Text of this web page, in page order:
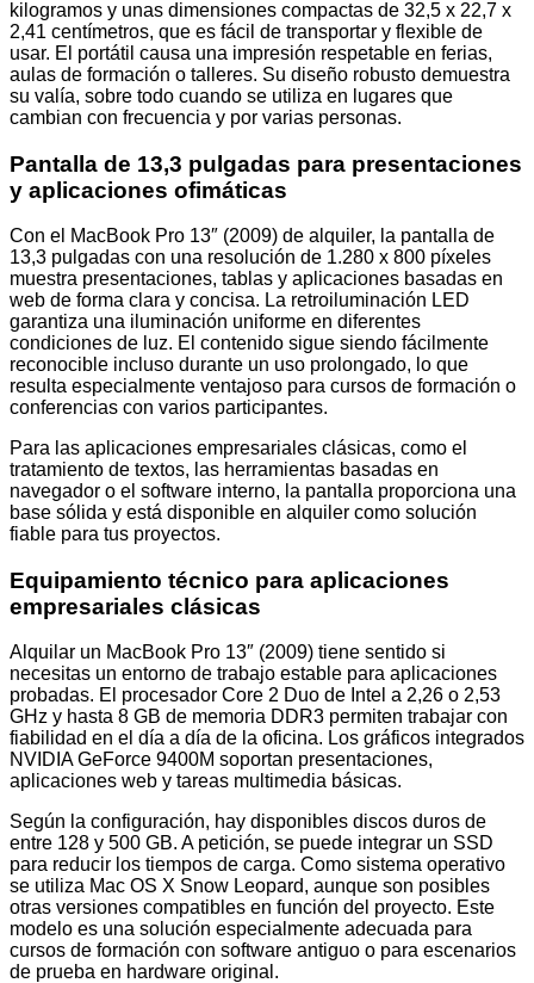
kilogramos y unas dimensiones compactas de 32,5 x 22,7 x
2,41 centímetros, que es fácil de transportar y flexible de
usar. El portátil causa una impresión respetable en ferias,
aulas de formación o talleres. Su diseño robusto demuestra
su valía, sobre todo cuando se utiliza en lugares que
cambian con frecuencia y por varias personas.
Pantalla de 13,3 pulgadas para presentaciones
y aplicaciones ofimáticas
Con el MacBook Pro 13″ (2009) de alquiler, la pantalla de
13,3 pulgadas con una resolución de 1.280 x 800 píxeles
muestra presentaciones, tablas y aplicaciones basadas en
web de forma clara y concisa. La retroiluminación LED
garantiza una iluminación uniforme en diferentes
condiciones de luz. El contenido sigue siendo fácilmente
reconocible incluso durante un uso prolongado, lo que
resulta especialmente ventajoso para cursos de formación o
conferencias con varios participantes.
Para las aplicaciones empresariales clásicas, como el
tratamiento de textos, las herramientas basadas en
navegador o el software interno, la pantalla proporciona una
base sólida y está disponible en alquiler como solución
fiable para tus proyectos.
Equipamiento técnico para aplicaciones
empresariales clásicas
Alquilar un MacBook Pro 13″ (2009) tiene sentido si
necesitas un entorno de trabajo estable para aplicaciones
probadas. El procesador Core 2 Duo de Intel a 2,26 o 2,53
GHz y hasta 8 GB de memoria DDR3 permiten trabajar con
fiabilidad en el día a día de la oficina. Los gráficos integrados
NVIDIA GeForce 9400M soportan presentaciones,
aplicaciones web y tareas multimedia básicas.
Según la configuración, hay disponibles discos duros de
entre 128 y 500 GB. A petición, se puede integrar un SSD
para reducir los tiempos de carga. Como sistema operativo
se utiliza Mac OS X Snow Leopard, aunque son posibles
otras versiones compatibles en función del proyecto. Este
modelo es una solución especialmente adecuada para
cursos de formación con software antiguo o para escenarios
de prueba en hardware original.